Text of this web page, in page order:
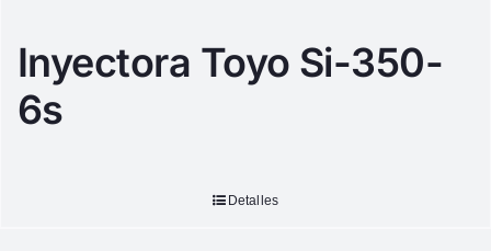
Inyectora Toyo Si-350-
6s
Detalles